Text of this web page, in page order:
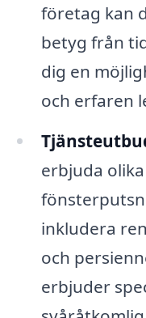
företag kan
betyg från
dig en
och erfaren
erbjuda
inkludera
och
erbjuder